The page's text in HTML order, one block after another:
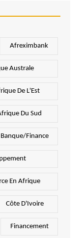
Afreximbank
Australe
De L'Est
Du Sud
Banque/Finance
En Afrique
Côte D'Ivoire
Financement